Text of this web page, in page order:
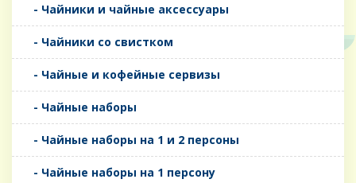
- Чайники и чайные аксессуары
- Чайники со свистком
- Чайные и кофейные сервизы
- Чайные наборы
- Чайные наборы на 1 и 2 персоны
- Чайные наборы на 1 персону